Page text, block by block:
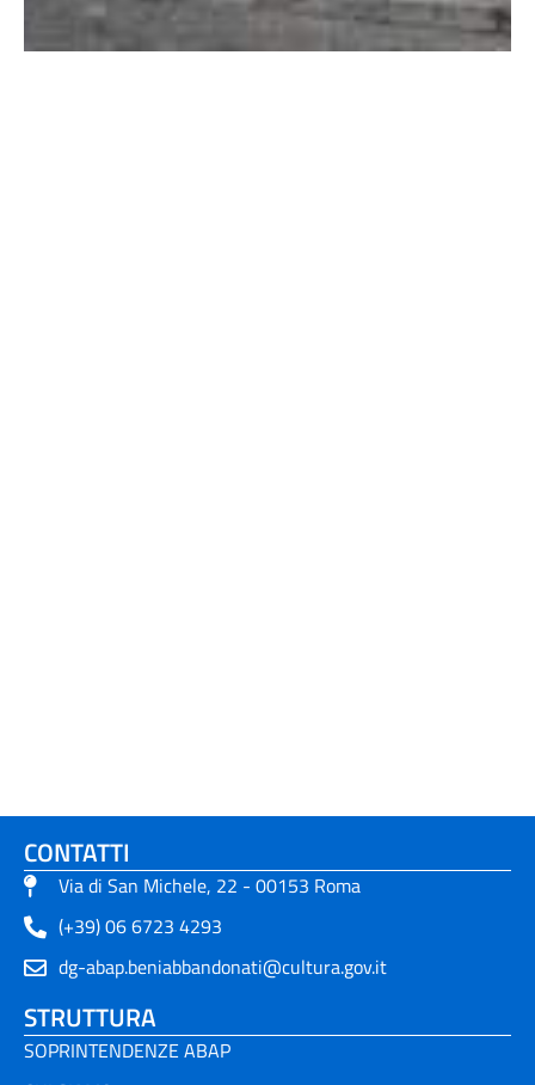
CONTATTI
Via di San Michele, 22 - 00153 Roma
(+39) 06 6723 4293
dg-abap.beniabbandonati@cultura.gov.it
STRUTTURA
SOPRINTENDENZE ABAP